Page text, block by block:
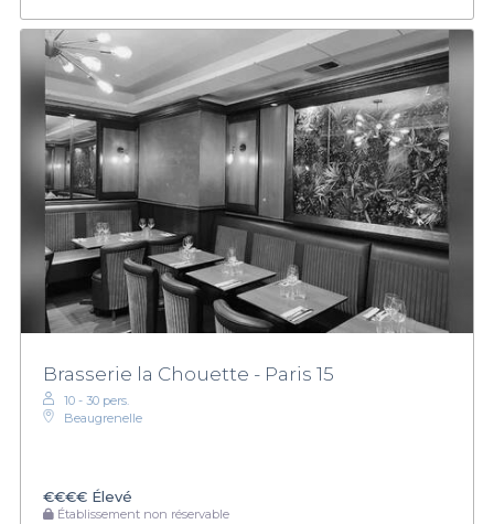
Brasserie la Chouette - Paris 15
10 - 30 pers.
Beaugrenelle
€€€€ Élevé
Établissement non réservable